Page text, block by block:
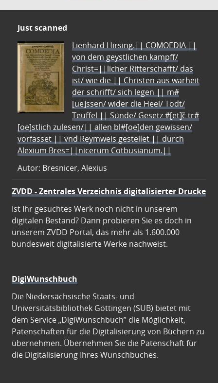
Just scanned
Lienhard Hirsing.|| COMOEDIA ||
von dem geystlichen kampff/
Christ=||licher Ritterschafft/ das
ist/ wie die || Christen aus warheit
der schrifft/ sich legen || m#
[ue]ssen/ wider die Heel/ Todt/
Teuffel || Sünde/ Gesetz #[et]c̃ tr#
[oe]stlich zulesen/|| allen bl#[oe]den gewissen/
vorfasset || vnd Reymweis gestellet || durch
Alexium Bres=||nicerum Cotbusianum.||
Autor: Bresnicer, Alexius
ZVDD - Zentrales Verzeichnis digitalisierter Drucke
Ist Ihr gesuchtes Werk noch nicht in unserem
digitalen Bestand? Dann probieren Sie es doch in
unserem ZVDD Portal, das mehr als 1.600.000
bundesweit digitalisierte Werke nachweist.
DigiWunschbuch
Die Niedersächsische Staats- und
Universitätsbibliothek Göttingen (SUB) bietet mit
dem Service „DigiWunschbuch” die Möglichkeit,
Patenschaften für die Digitalisierung von Büchern zu
übernehmen. Übernehmen Sie die Patenschaft für
die Digitalisierung Ihres Wunschbuches.